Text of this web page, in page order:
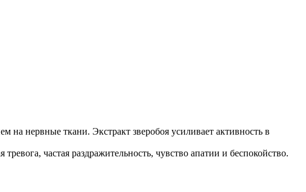
на нервные ткани. Экстракт зверобоя усиливает активность в
частая раздражительность, чувство апатии и беспокойство.